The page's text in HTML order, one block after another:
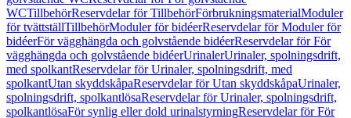
WCTillbehörReservdelar för TillbehörFörbrukningsmaterialModuler
för tvättställTillbehörModuler för bidéerReservdelar för Moduler för
bidéerFör vägghängda och golvstående bidéerReservdelar för För
vägghängda och golvstående bidéerUrinalerUrinaler, spolningsdrift,
med spolkantReservdelar för Urinaler, spolningsdrift, med
spolkantUtan skyddskåpaReservdelar för Utan skyddskåpaUrinaler,
spolningsdrift, spolkantlösaReservdelar för Urinaler, spolningsdrift,
spolkantlösaFör synlig eller dold urinalstyrningReservdelar för För